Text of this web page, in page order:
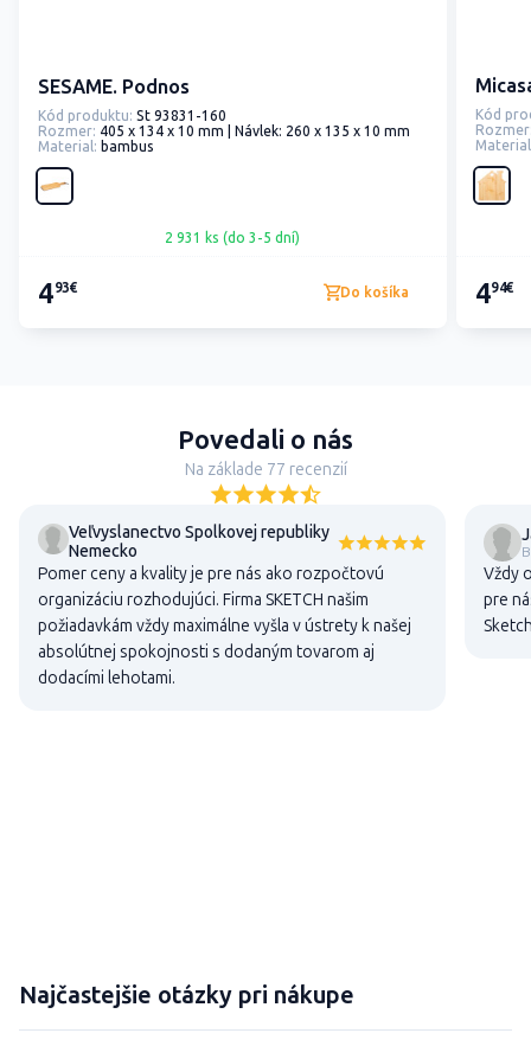
SESAME. Podnos
Kód produktu: St 93831-160
Rozmer: 405 x 134 x 10 mm | Návlek: 260 x 135 x 10 mm
Material: bambus
2 931 ks (do 3-5 dní)
493€ Do košíka
Kód
494€
Povedali o nás
Na základe 77 recenzií
Veľvyslanectvo Spolkovej republiky
Nemecko
Pomer ceny a kvality je pre nás ako rozpočtovú
organizáciu rozhodujúci. Firma SKETCH našim
požiadavkám vždy maximálne vyšla v ústrety k našej
absolútnej spokojnosti s dodaným tovarom aj
dodacími lehotami.
Vždy
pre
Najčastejšie otázky pri nákupe